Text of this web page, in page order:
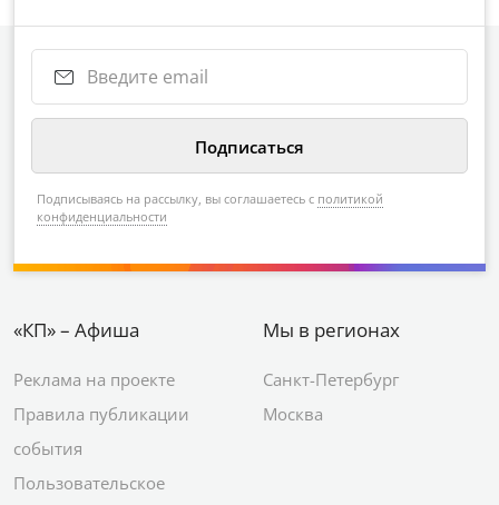
Подписываясь на рассылку, вы соглашаетесь с политикой
конфиденциальности
«КП» – Афиша
Реклама на проекте
Правила публикации
события
Пользовательское
Мы в регионах
Санкт-Петербург
Москва